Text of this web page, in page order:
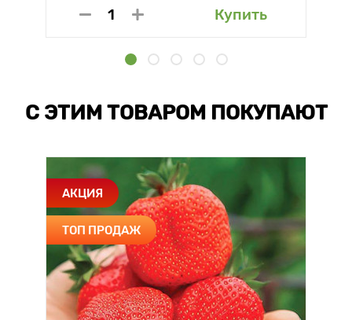
Купить
С ЭТИМ ТОВАРОМ ПОКУПАЮТ
АКЦИЯ
ТОП ПРОДАЖ